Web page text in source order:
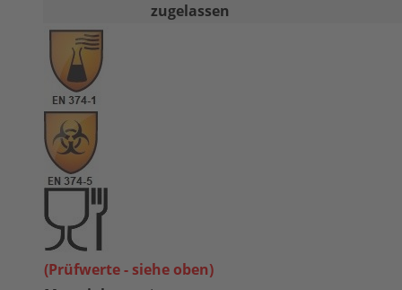
zugelassen
(Prüfwerte - siehe oben)